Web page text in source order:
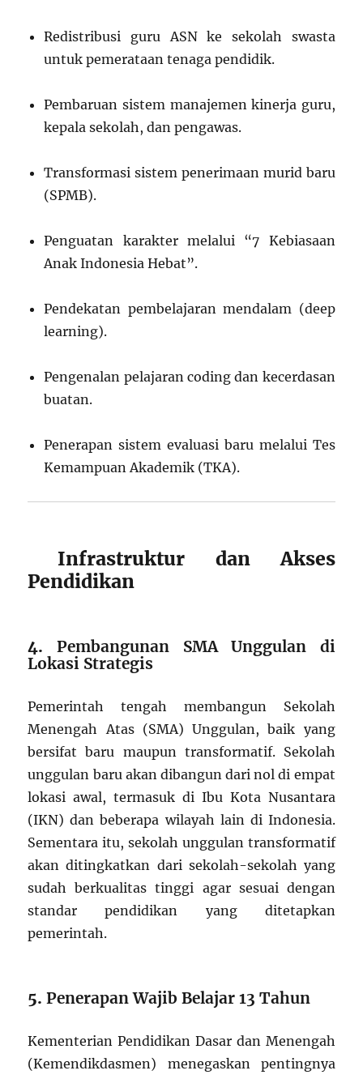
Redistribusi guru ASN ke sekolah swasta
untuk pemerataan tenaga pendidik.
Pembaruan sistem manajemen kinerja guru,
kepala sekolah, dan pengawas.
Transformasi sistem penerimaan murid baru
(SPMB).
Penguatan karakter melalui “7 Kebiasaan
Anak Indonesia Hebat”.
Pendekatan pembelajaran mendalam (deep
learning).
Pengenalan pelajaran coding dan kecerdasan
buatan.
Penerapan sistem evaluasi baru melalui Tes
Kemampuan Akademik (TKA).
Infrastruktur dan Akses
Pendidikan
4. Pembangunan SMA Unggulan di
Lokasi Strategis
Pemerintah tengah membangun Sekolah
Menengah Atas (SMA) Unggulan, baik yang
bersifat baru maupun transformatif. Sekolah
unggulan baru akan dibangun dari nol di empat
lokasi awal, termasuk di Ibu Kota Nusantara
(IKN) dan beberapa wilayah lain di Indonesia.
Sementara itu, sekolah unggulan transformatif
akan ditingkatkan dari sekolah-sekolah yang
sudah berkualitas tinggi agar sesuai dengan
standar pendidikan yang ditetapkan
pemerintah.
5.Penerapan Wajib Belajar 13 Tahun
Kementerian Pendidikan Dasar dan Menengah
(Kemendikdasmen) menegaskan pentingnya